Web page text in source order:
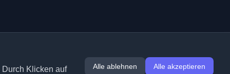
Klicken auf
Alle ablehnen Alle akzeptieren